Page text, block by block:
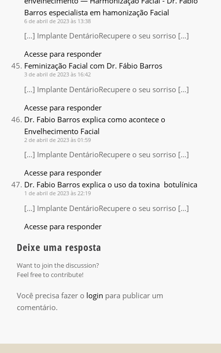
Barros especialista em hamonização Facial
6 de abril de 2023 às 13:38
[…] Implante DentárioRecupere o seu sorriso […]
Acesse para responder
Feminização Facial com Dr. Fábio Barros
3 de abril de 2023 às 16:42
[…] Implante DentárioRecupere o seu sorriso […]
Acesse para responder
Dr. Fabio Barros explica como acontece o
Envelhecimento Facial
2 de abril de 2023 às 01:59
[…] Implante DentárioRecupere o seu sorriso […]
Acesse para responder
Dr. Fabio Barros explica o uso da toxina botulínica
1 de abril de 2023 às 22:19
[…] Implante DentárioRecupere o seu sorriso […]
Acesse para responder
Deixe uma resposta
Want to join the discussion?
Feel free to contribute!
Você precisa fazer o login para publicar um
comentário.